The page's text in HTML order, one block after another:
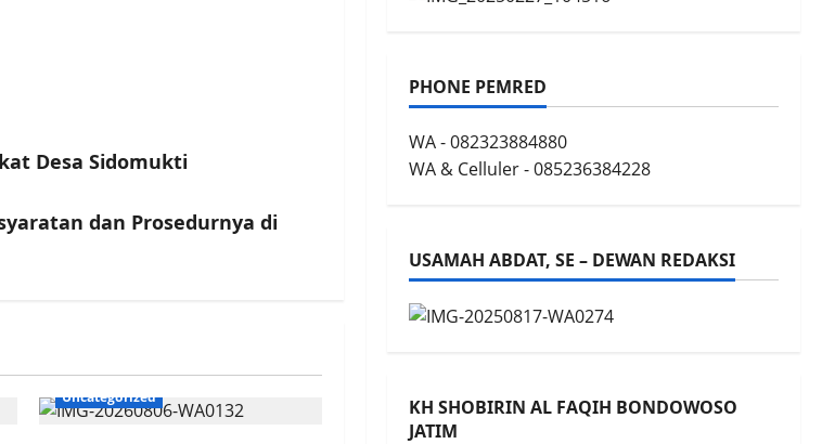
Desa Sidomukti
dan Prosedurnya di
Uncategorized
PHONE PEMRED
WA - 082323884880
WA & Celluler - 085236384228
USAMAH ABDAT, SE – DEWAN REDAKSI
KH SHOBIRIN AL FAQIH BONDOWOSO
JATIM